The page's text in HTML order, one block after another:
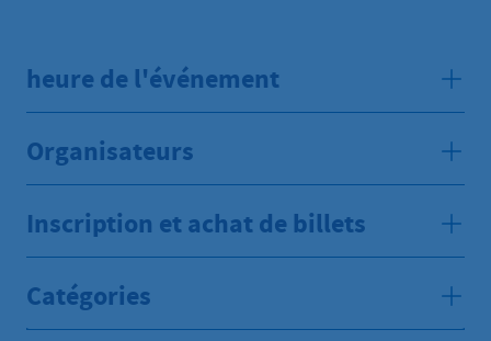
heure de l'événement
Organisateurs
Inscription et achat de billets
Catégories